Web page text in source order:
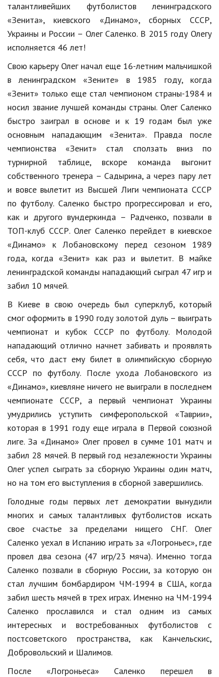
Знаменитости
Статьи
Обзоры
Рецепты
Красота и здоровье
Hi-Tech. Интернет
Авто, мото
Дом и сад
Недвижимость
Спорт и фитнес
Психология и отношения
Творчество и рукоделие
Разное
Работа и бизнес
Животные
Еда и напитки
Праздники и подарки
Кинематограф
Домашние животные
Семья и дети
Путешествия
Строительство
Культура и общество
Мода и стиль
Бизнес
Хобби и развлечения
Финансы
Юриспруденция
Природа
Образование
Наука и технологии
талантливейших футболистов ленинградского
«Зенита», киевского «Динамо», сборных СССР,
Украины и России – Олег Саленко. В 2015 году Олегу
исполняется 46 лет!
Свою карьеру Олег начал еще 16-летним мальчишкой
в ленинградском «Зените» в 1985 году, когда
«Зенит» только еще стал чемпионом страны-1984 и
носил звание лучшей команды страны. Олег Саленко
быстро заиграл в основе и к 19 годам был уже
основным нападающим «Зенита». Правда после
чемпионства «Зенит» стал сползать вниз по
турнирной таблице, вскоре команда выгонит
собственного тренера – Садырина, а через пару лет
и вовсе вылетит из Высшей Лиги чемпионата СССР
по футболу. Саленко быстро прогрессировал и его,
как и другого вундеркинда – Радченко, позвали в
ТОП-клуб СССР. Олег Саленко перейдет в киевское
«Динамо» к Лобановскому перед сезоном 1989
года, когда «Зенит» как раз и вылетит. В майке
ленинградской команды нападающий сыграл 47 игр и
забил 10 мячей.
В Киеве в свою очередь был суперклуб, который
смог оформить в 1990 году золотой дуль – выиграть
чемпионат и кубок СССР по футболу. Молодой
нападающий отлично начнет забивать и проявлять
себя, что даст ему билет в олимпийскую сборную
СССР по футболу. После ухода Лобановского из
«Динамо», киевляне ничего не выиграли в последнем
чемпионате СССР, а первый чемпионат Украины
умудрились уступить симферопольской «Таврии»,
которая в 1991 году еще играла в Первой союзной
лиге. За «Динамо» Олег провел в сумме 101 матч и
забил 28 мячей. В первый год незалежности Украины
Олег успел сыграть за сборную Украины один матч,
но на том его выступления в сборной завершились.
Голодные годы первых лет демократии вынудили
многих и самых талантливых футболистов искать
свое счастье за пределами нищего СНГ. Олег
Саленко уехал в Испанию играть за «Логроньес», где
провел два сезона (47 игр/23 мяча). Именно тогда
Саленко позвали в сборную России, за которую он
стал лучшим бомбардиром ЧМ-1994 в США, когда
забил шесть мячей в трех играх. Именно на ЧМ-1994
Саленко прославился и стал одним из самых
интересных и востребованных футболистов с
постсоветского пространства, как Канчельскис,
Добровольский и Шалимов.
После «Логроньеса» Саленко перешел в